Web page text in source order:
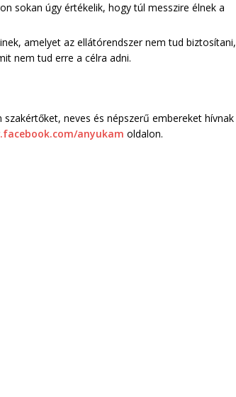
sokan úgy értékelik, hogy túl messzire élnek a
amelyet az ellátórendszer nem tud biztosítani,
nem tud erre a célra adni.
neves és népszerű embereket hívnak
anyukam oldalon.